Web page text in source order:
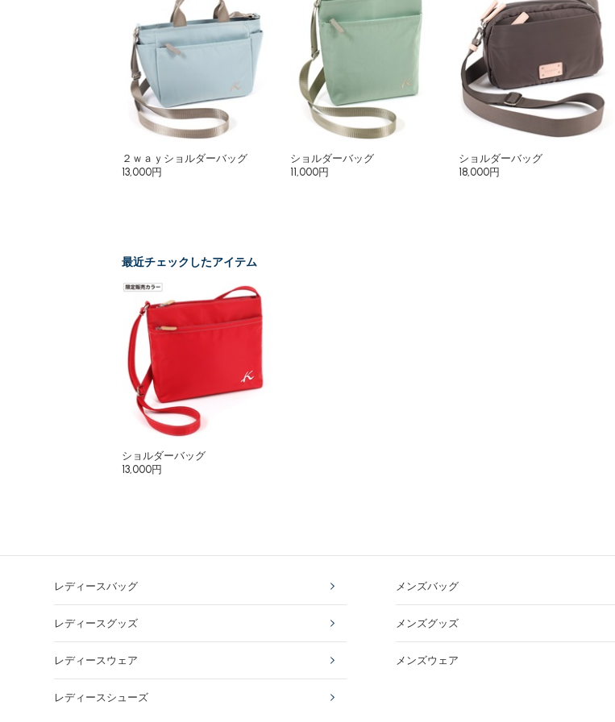
２ｗａｙショルダーバッグ
13,000円
ショルダーバッグ
11,000円
ショルダーバッグ
18,000円
最近チェックしたアイテム
ショルダーバッグ
13,000円
レディースバッグ
レディースグッズ
レディースウェア
レディースシューズ
メンズバッグ
メンズグッズ
メンズウェア